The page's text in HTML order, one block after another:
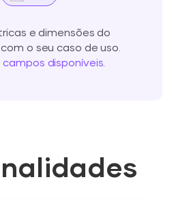
e dimensões do
o seu caso de uso.
disponíveis